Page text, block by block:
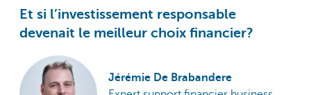
Et si l’investissement responsable
devenait le meilleur choix financier?
Jérémie De Brabandere